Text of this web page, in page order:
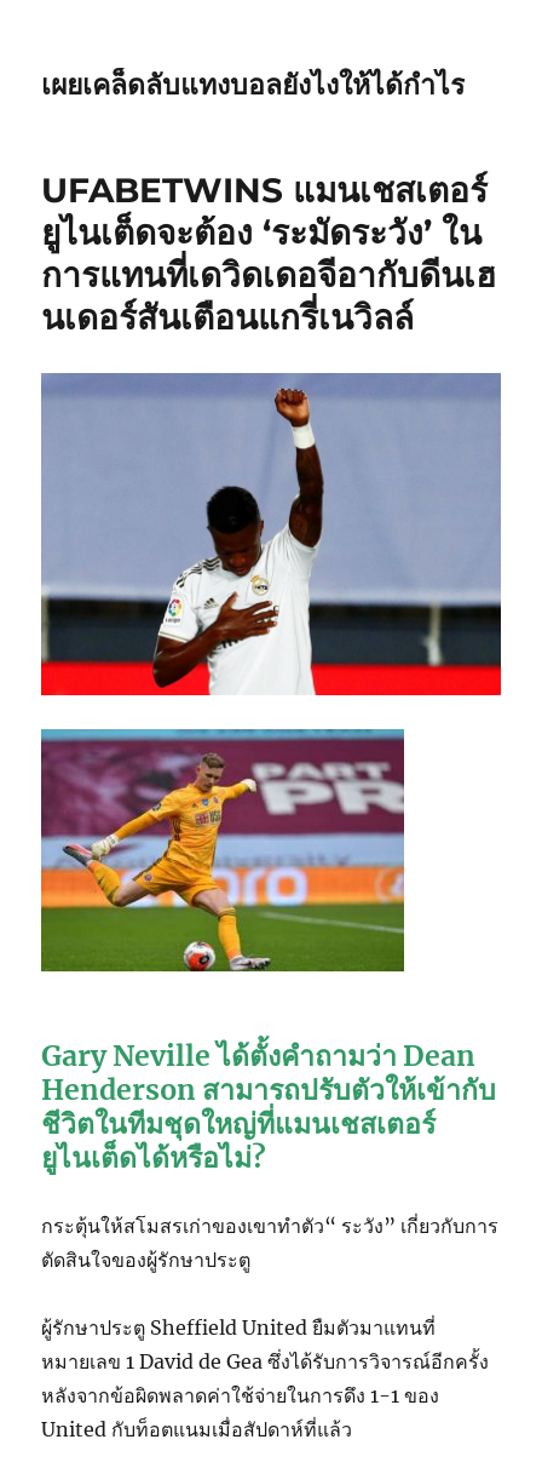
เผยเคล็ดลับแทงบอลยังไงให้ได้กำไร
UFABETWINS แมนเชสเตอร์
ยูไนเต็ดจะต้อง ‘ระมัดระวัง’ ใน
การแทนที่เดวิดเดอจีอากับดีนเฮ
นเดอร์สันเตือนแกรี่เนวิลล์
Gary Neville ได้ตั้งคำถามว่า Dean
Henderson สามารถปรับตัวให้เข้ากับ
ชีวิตในทีมชุดใหญ่ที่แมนเชสเตอร์
ยูไนเต็ดได้หรือไม่?
กระตุ้นให้สโมสรเก่าของเขาทำตัว“ ระวัง” เกี่ยวกับการ
ตัดสินใจของผู้รักษาประตู
ผู้รักษาประตู Sheffield United ยืมตัวมาแทนที่
หมายเลข 1 David de Gea ซึ่งได้รับการวิจารณ์อีกครั้ง
หลังจากข้อผิดพลาดค่าใช้จ่ายในการดึง 1-1 ของ
United กับท็อตแนมเมื่อสัปดาห์ที่แล้ว